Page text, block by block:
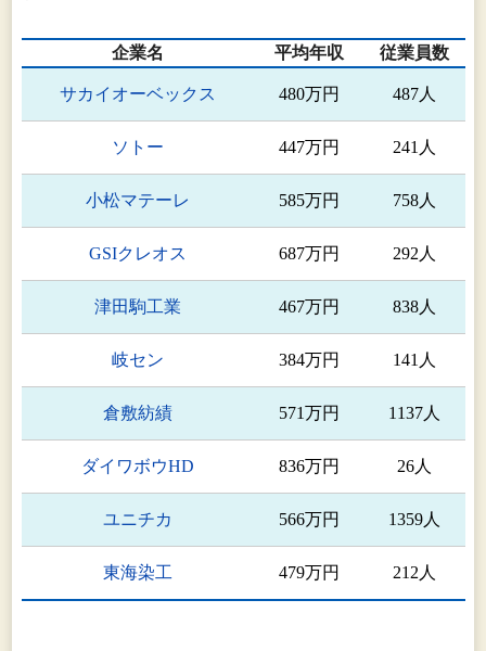
企業名 平均年収 従業員数
サカイオーベックス 480万円 487人
ソトー 447万円 241人
小松マテーレ 585万円 758人
GSIクレオス 687万円 292人
津田駒工業 467万円 838人
岐セン 384万円 141人
倉敷紡績 571万円 1137人
ダイワボウHD 836万円 26人
ユニチカ 566万円 1359人
東海染工 479万円 212人